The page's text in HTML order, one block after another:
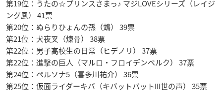
第19位：うたの☆プリンスさまっ♪ マジLOVEシリーズ（レイジ
ング鳳） 41票
第20位：ぬらりひょんの孫（鴆） 39票
第21位：犬夜叉（煉骨） 38票
第22位：男子高校生の日常（ヒデノリ） 37票
第22位：進撃の巨人（マルロ・フロイデンベルク） 37票
第24位：ペルソナ5（喜多川祐介） 36票
第25位：仮面ライダーキバ（キバットバットIII世の声） 35票